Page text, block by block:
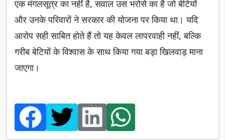
एक मंगलसूत्र का नहीं है, सवाल उस भरोसे का है जो बेटियों
और उनके परिवारों ने सरकार की योजना पर किया था। यदि
आरोप सही साबित होते हैं तो यह केवल लापरवाही नहीं, बल्कि
गरीब बेटियों के विश्वास के साथ किया गया बड़ा खिलवाड़ माना
जाएगा।